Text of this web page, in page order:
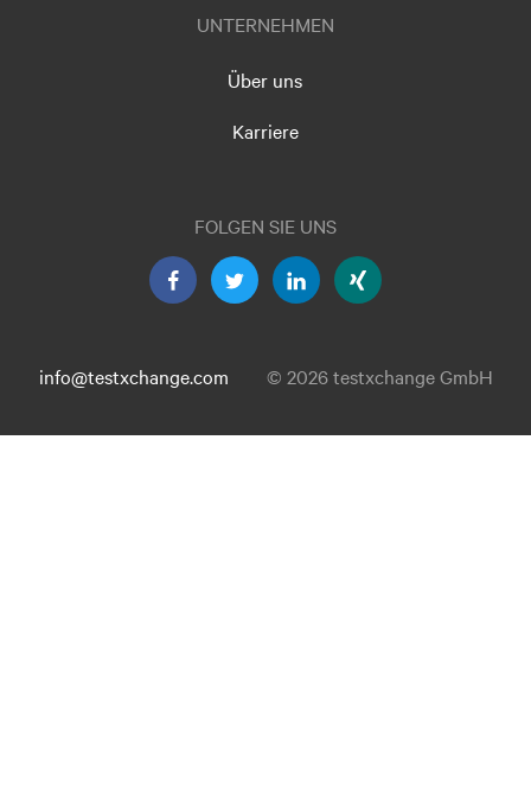
UNTERNEHMEN
Über uns
Karriere
FOLGEN SIE UNS
info@testxchange.com © 2026 testxchange GmbH